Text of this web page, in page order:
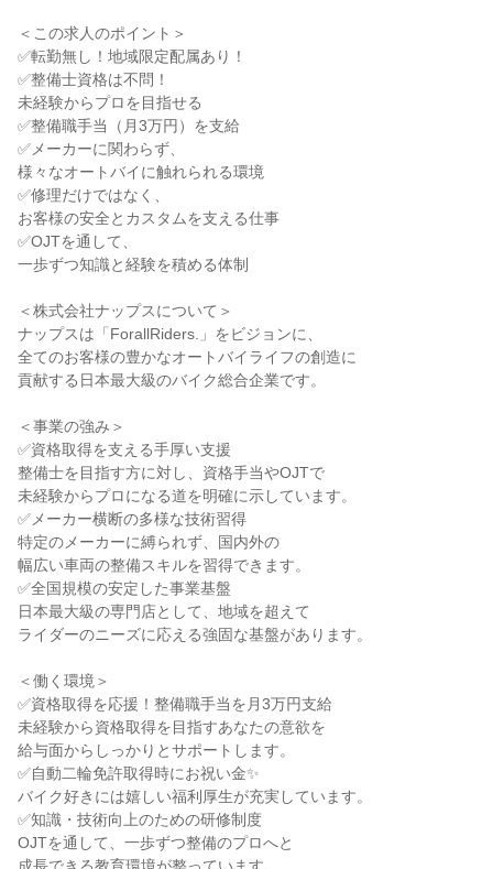
＜この求人のポイント＞
✅転勤無し！地域限定配属あり！
✅整備士資格は不問！
未経験からプロを目指せる
✅整備職手当（月3万円）を支給
✅メーカーに関わらず、
様々なオートバイに触れられる環境
✅修理だけではなく、
お客様の安全とカスタムを支える仕事
✅OJTを通して、
一歩ずつ知識と経験を積める体制
＜株式会社ナップスについて＞
ナップスは「ForallRiders.」をビジョンに、
全てのお客様の豊かなオートバイライフの創造に
貢献する日本最大級のバイク総合企業です。
＜事業の強み＞
✅資格取得を支える手厚い支援
整備士を目指す方に対し、資格手当やOJTで
未経験からプロになる道を明確に示しています。
✅メーカー横断の多様な技術習得
特定のメーカーに縛られず、国内外の
幅広い車両の整備スキルを習得できます。
✅全国規模の安定した事業基盤
日本最大級の専門店として、地域を超えて
ライダーのニーズに応える強固な基盤があります。
＜働く環境＞
✅資格取得を応援！整備職手当を月3万円支給
未経験から資格取得を目指すあなたの意欲を
給与面からしっかりとサポートします。
✅自動二輪免許取得時にお祝い金✨
バイク好きには嬉しい福利厚生が充実しています。
✅知識・技術向上のための研修制度
OJTを通して、一歩ずつ整備のプロへと